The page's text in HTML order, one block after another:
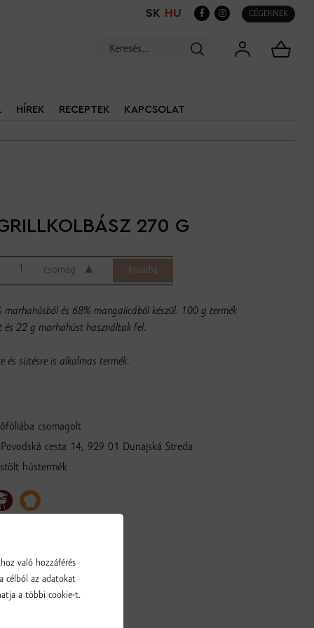
CÉGEKNEK
SK HU
HÍREK RECEPTEK KAPCSOLAT
270 G
csomag ▲
és 68% mangalicából készül. 100 g termék
és 22 g marhahúst használtak fel.
és sütésre is alkalmas termék.
csomagolt
Povodská cesta 14, 929 01 Dunajská Streda
hústermék
való hozzáférés
célból az adatokat
a többi cookie-t.